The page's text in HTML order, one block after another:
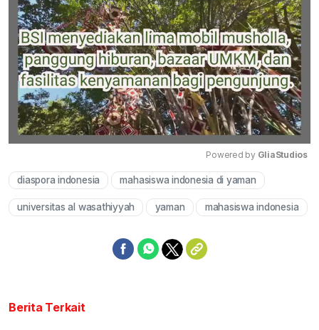
Mute
Powered by GliaStudios
diaspora indonesia mahasiswa indonesia di yaman
universitas al wasathiyyah yaman mahasiswa indonesia
Berita Terkait